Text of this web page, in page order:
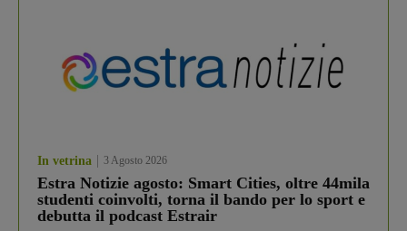
In vetrina 3 Agosto 2026
Estra Notizie agosto: Smart Cities, oltre 44mila
studenti coinvolti, torna il bando per lo sport e
debutta il podcast Estrair